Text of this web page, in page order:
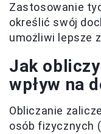
Zastosowanie
określić swój
umożliwi lepsze
Jak
wpływ na
Obliczanie
osób fizycznych